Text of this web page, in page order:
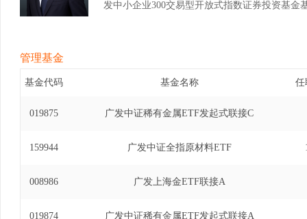
发中小企业300交易型开放式指数证券投资基金
基金经理(自2022年10月19日至2026年6月10日
型开放式指数证券投资基金发起式联接基金基金
管理基金
基金代码 基金名称 任
019875 广发中证稀有金属ETF发起式联接C
159944 广发中证全指原材料ETF
008986 广发上海金ETF联接A
019874 广发中证稀有金属ETF发起式联接A